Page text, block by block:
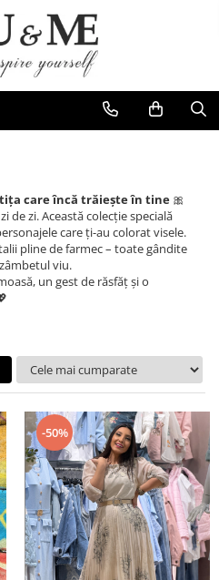
care încă trăiește în tine 🎀
de zi. Această colecție specială
care ți-au colorat visele.
pline de farmec – toate gândite
viu.
un gest de răsfăț și o
-50%